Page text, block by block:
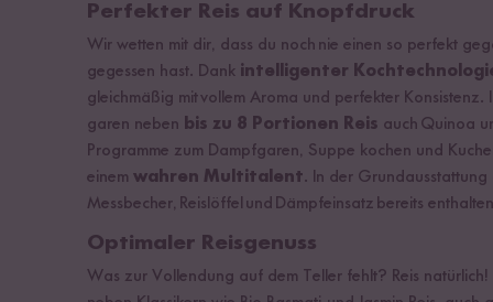
Perfekter Reis auf Knopfdruck
Wir wetten mit dir, dass du noch nie einen so perfekt
gegessen hast. Dank intelligenter
gleichmäßig mit vollem Aroma und perfekter Konsistenz.
garen neben bis zu 8 Portionen Reis auch Quinoa
Programme zum Dampfgaren, Suppe kochen und
einem wahren Multitalent. In der
Messbecher, Reislöffel und Dämpfeinsatz bereits
Optimaler Reisgenuss
Was zur Vollendung auf dem Teller fehlt? Reis natürlich!